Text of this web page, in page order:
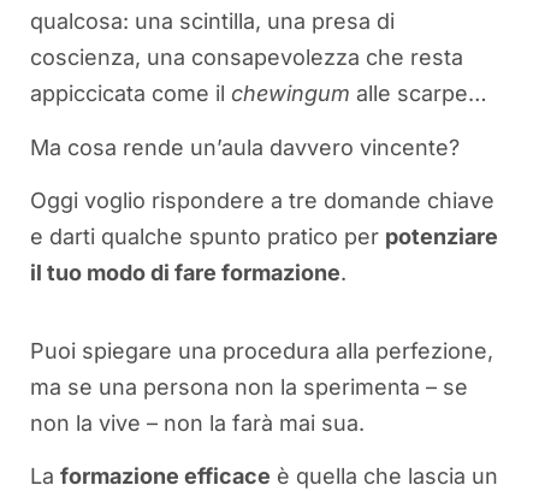
qualcosa: una scintilla, una presa di
coscienza, una consapevolezza che resta
appiccicata come il chewingum alle scarpe…
Ma cosa rende un’aula davvero vincente?
Oggi voglio rispondere a tre domande chiave
e darti qualche spunto pratico per potenziare
il tuo modo di fare formazione.
Puoi spiegare una procedura alla perfezione,
ma se una persona non la sperimenta – se
non la vive – non la farà mai sua.
La formazione efficace è quella che lascia un